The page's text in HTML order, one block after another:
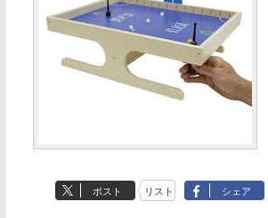
ポスト リスト シェア